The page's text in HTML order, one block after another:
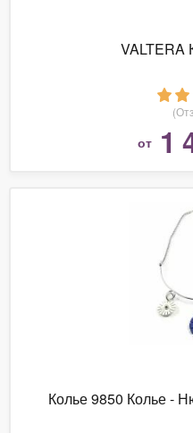
VALTERA
от 1
Колье 9850 Колье -